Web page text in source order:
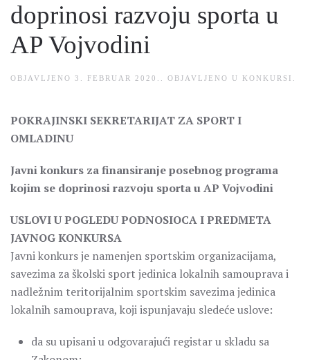
doprinosi razvoju sporta u
AP Vojvodini
OBJAVLJENO 3. FEBRUAR 2020. . OBJAVLJENO U KONKURSI
POKRAJINSKI SEKRETARIJAT ZA SPORT I
OMLADINU
Javni konkurs za finansiranje posebnog programa
kojim se doprinosi razvoju sporta u AP Vojvodini
USLOVI U POGLEDU PODNOSIOCA I PREDMETA
JAVNOG KONKURSA
Javni konkurs je namenjen sportskim organizacijama,
savezima za školski sport jedinica lokalnih samouprava i
nadležnim teritorijalnim sportskim savezima jedinica
lokalnih samouprava, koji ispunjavaju sledeće uslove:
da su upisani u odgovarajući registar u skladu sa